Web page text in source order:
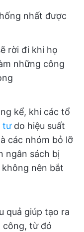
nhất được
rời đi khi họ
những công
kể, khi các tổ
tưdo hiệu suất
các nhóm bỏ lỡ
ngân sách bị
nên bắt
quả giúp tạo ra
công, từ đó